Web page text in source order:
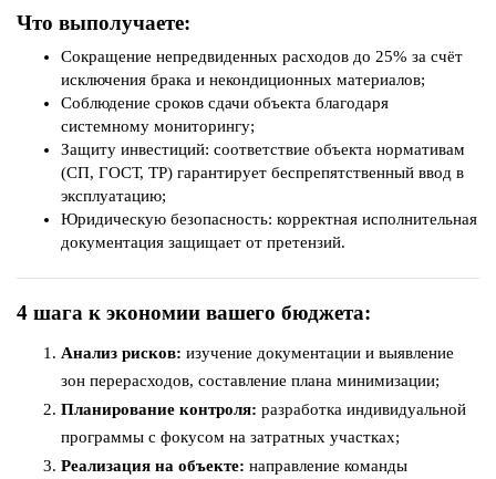
Что выполучаете:
Сокращение непредвиденных расходов до 25% за счёт
исключения брака и некондиционных материалов;
Соблюдение сроков сдачи объекта благодаря
системному мониторингу;
Защиту инвестиций: соответствие объекта нормативам
(СП, ГОСТ, ТР) гарантирует беспрепятственный ввод в
эксплуатацию;
Юридическую безопасность: корректная исполнительная
документация защищает от претензий.
4 шага к экономии вашего бюджета:
Анализ рисков: изучение документации и выявление
зон перерасходов, составление плана минимизации;
Планирование контроля: разработка индивидуальной
программы с фокусом на затратных участках;
Реализация на объекте: направление команды